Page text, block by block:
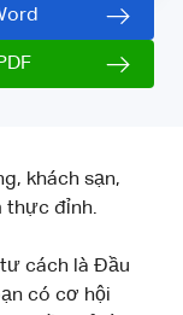
khách sạn,
thực đỉnh.
cách là Đầu
có cơ hội